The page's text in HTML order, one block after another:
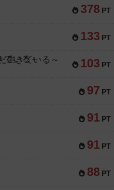
378 PT
133 PT
103 PT
生きている～
97 PT
91 PT
91 PT
88 PT